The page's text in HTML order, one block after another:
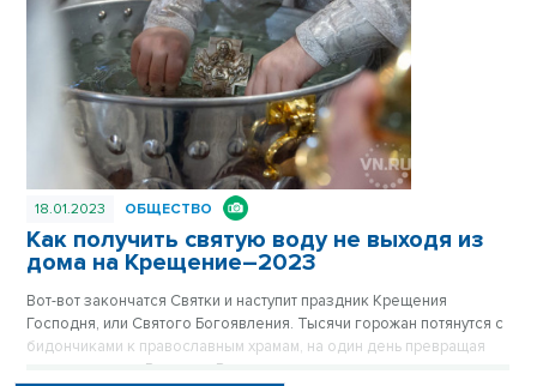
18.01.2023 ОБЩЕСТВО
Как получить святую воду не выходя из
дома на Крещение–2023
Вот-вот закончатся Святки и наступит праздник Крещения
Господня, или Святого Богоявления. Тысячи горожан потянутся с
бидончиками к православным храмам, на один день превращая
полуязыческую Россию в Россию православную.